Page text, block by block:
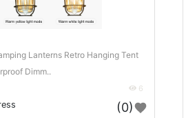
Lanterns Retro Hanging Tent
Dimm..
6
(0)